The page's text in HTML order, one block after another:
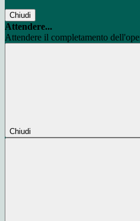
Chiudi
Attendere...
Attendere il completamento
Chiudi